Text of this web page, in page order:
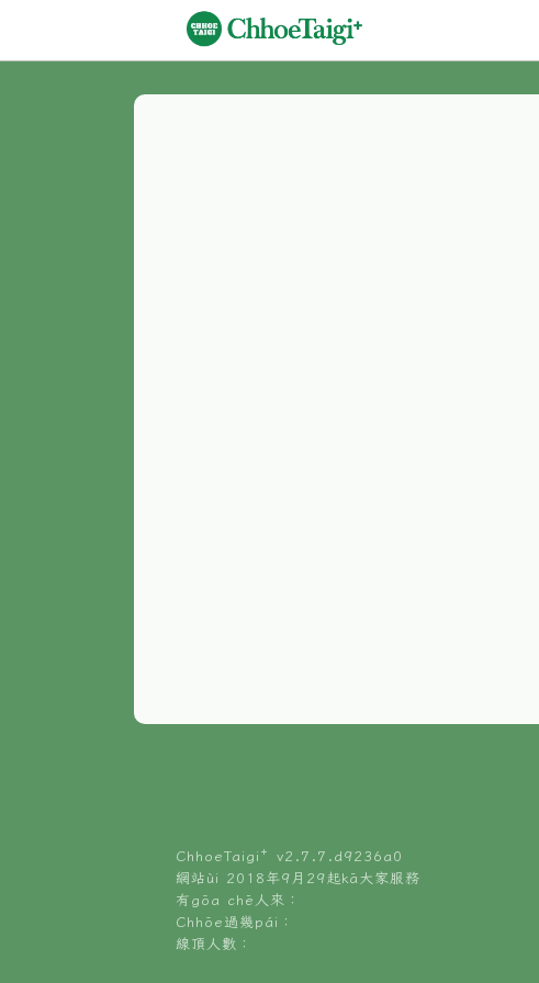
ChhoeTaigi⁺ v2.7.7.d9236a0
網站ùi 2018年9月29起kā大家服務
有gōa chē人來：
Chhōe過幾pái：
線頂人數：